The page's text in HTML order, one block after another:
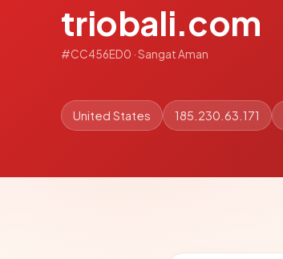
triobali.com
#CC456ED0 · Sangat Aman
United States 185.230.63.171